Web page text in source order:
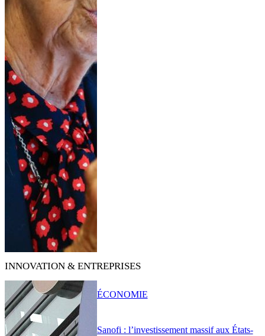
INNOVATION & ENTREPRISES
Sanofi : l’investissement massif aux États-
ÉCONOMIE